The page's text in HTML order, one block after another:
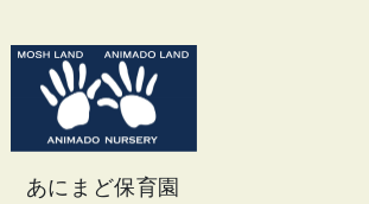
あにまど保育園